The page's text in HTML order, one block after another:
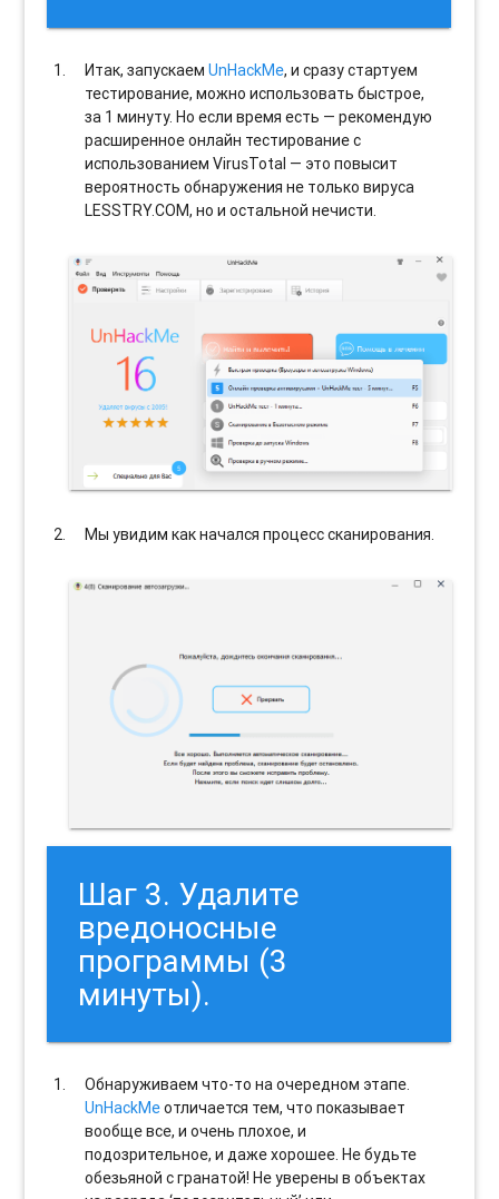
Итак, запускаемUnHackMe, и сразу стартуем
тестирование, можно использовать быстрое,
за 1 минуту. Но если время есть — рекомендую
расширенное онлайн тестирование с
использованием VirusTotal — это повысит
вероятность обнаружения не только вируса
LESSTRY.COM, но и остальной нечисти.
Мы увидим как начался процесс сканирования.
Шаг 3. Удалите
вредоносные
программы (3
минуты).
Обнаруживаем что-то на очередном этапе.
UnHackMeотличается тем, что показывает
вообще все, и очень плохое, и
подозрительное, и даже хорошее. Не будьте
обезьяной с гранатой! Не уверены в объектах